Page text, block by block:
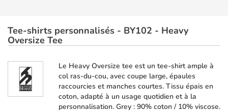
Tee-shirts personnalisés - BY102 - Heavy
Oversize Tee
Le Heavy Oversize tee est un tee-shirt ample à
col ras-du-cou, avec coupe large, épaules
raccourcies et manches courtes. Tissu épais en
coton, adapté à un usage quotidien et à la
personnalisation. Grey : 90% coton / 10% viscose.